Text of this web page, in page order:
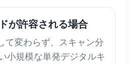
が許容される場合
て変わらず、スキャン分
小規模な単発デジタルキ